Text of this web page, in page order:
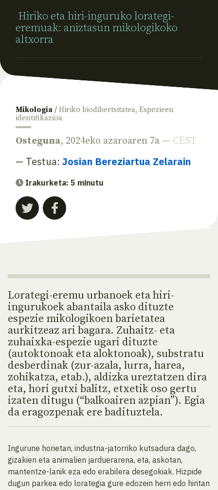
Hiriko eta hiri-inguruko lorategi-
eremuak: aniztasun mikologikoko
altxorra
Mikologia / Hiriko biodibertsitatea, Espezieen
identifikazioa
Osteguna, 2024eko azaroaren 7a — CEST
— Testua: Josian Bereziartua Zelarain
Irakurketa: 5 minutu
Lorategi-eremu urbanoek eta hiri-
ingurukoek abantaila asko dituzte
espezie mikologikoen barietatea
aurkitzeaz ari bagara. Zuhaitz- eta
zuhaixka-espezie ugari dituzte
(autoktonoak eta aloktonoak), substratu
desberdinak (zur-azala, lurra, harea,
zohikatza, etab.), aldizka ureztatzen dira
eta, hori gutxi balitz, etxetik oso gertu
izaten ditugu (“balkoairen azpian”). Egia
da eragozpenak ere badituztela.
Ingurune horietan, industria-jatorriko kutsadura dago,
gizakien eta animalien jarduerarena, eta, askotan,
mantentze-lanik eza edo erabilera desegokiak. Hizpide
dugun parkea edo lorategia gure edozein herri edo hiritan